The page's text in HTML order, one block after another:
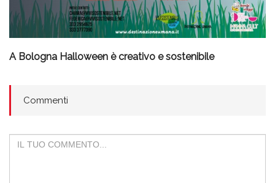
A Bologna Halloween è creativo e sostenibile
Commenti